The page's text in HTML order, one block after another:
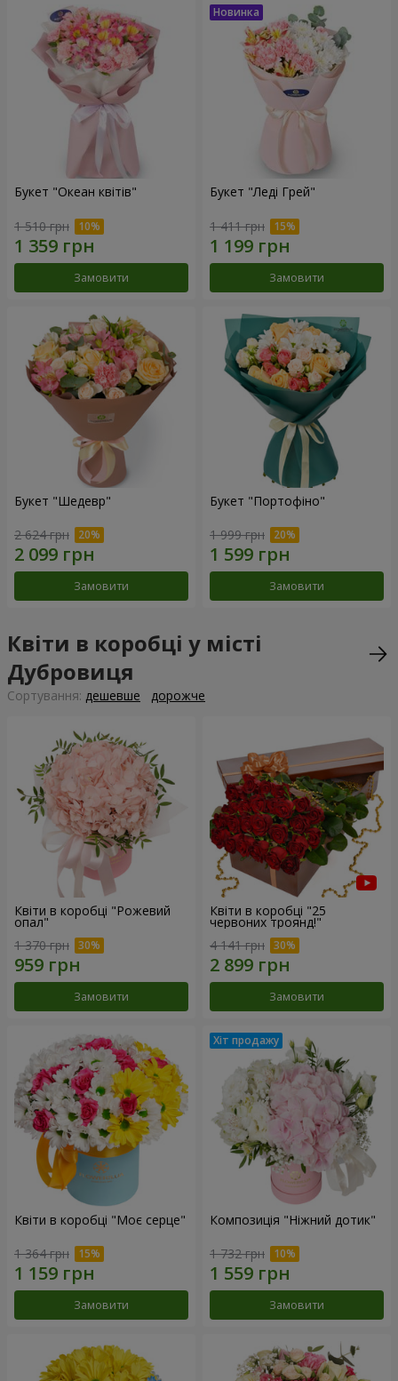
Букет "Океан квітів"
1 510 грн
Замовити
Букет "Леді Грей"
1 411 грн
Замовити
Букет "Шедевр"
2 624 грн
Замовити
Букет "Портофіно"
1 999 грн
Замовити
Квіти в коробці у місті
Дубровиця
Сортування: дешевше дорожче
Квіти в коробці "Рожевий
опал"
1 370 грн
Замовити
Квіти в коробці "25
червоних троянд!"
4 141 грн
Замовити
Квіти в коробці "Моє серце"
1 364 грн
Замовити
Композиція "Ніжний дотик"
1 732 грн
Замовити